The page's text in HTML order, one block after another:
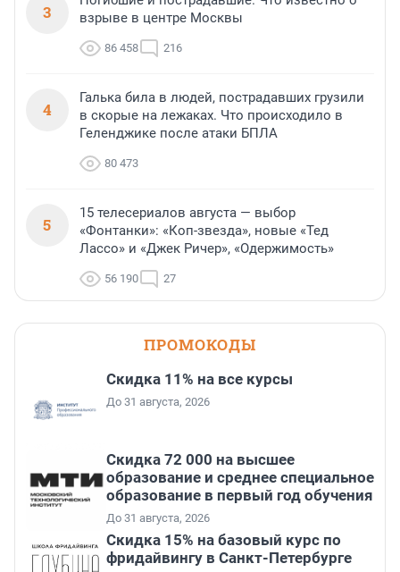
3
взрыве в центре Москвы
86 458 216
4
Галька била в людей, пострадавших грузили
в скорые на лежаках. Что происходило в
Геленджике после атаки БПЛА
80 473
5
15 телесериалов августа — выбор
«Фонтанки»: «Коп-звезда», новые «Тед
Лассо» и «Джек Ричер», «Одержимость»
56 190 27
ПРОМОКОДЫ
Скидка 11% на все курсы
До 31 августа, 2026
Скидка 72 000 на высшее
образование и среднее специальное
образование в первый год обучения
До 31 августа, 2026
Скидка 15% на базовый курс по
фридайвингу в Санкт-Петербурге